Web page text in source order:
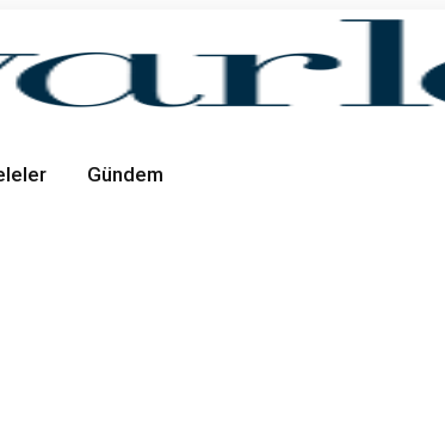
Gündem